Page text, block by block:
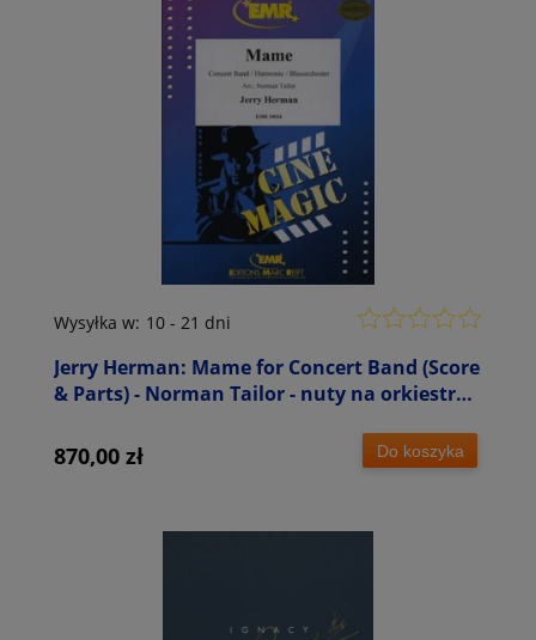
Jerry Herman: Mame for Concert Band (Score
& Parts) - Norman Tailor - nuty na orkiestrę
Wysyłka w: 10 - 21 dni
870,00 zł Do koszyka